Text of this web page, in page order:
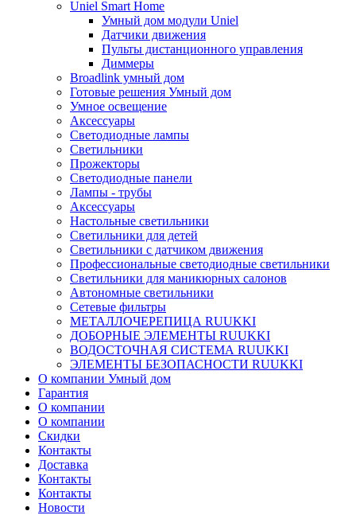
Uniel Smart Home
Умный дом модули Uniel
Датчики движения
Пульты дистанционного управления
Диммеры
Broadlink умный дом
Готовые решения Умный дом
Умное освещение
Аксессуары
Светодиодные лампы
Светильники
Прожекторы
Светодиодные панели
Лампы - трубы
Аксессуары
Настольные светильники
Светильники для детей
Светильники с датчиком движения
Профессиональные светодиодные светильники
Светильники для маникюрных салонов
Автономные светильники
Сетевые фильтры
МЕТАЛЛОЧЕРЕПИЦА RUUKKI
ДОБОРНЫЕ ЭЛЕМЕНТЫ RUUKKI
ВОДОСТОЧНАЯ СИСТЕМА RUUKKI
ЭЛЕМЕНТЫ БЕЗОПАСНОСТИ RUUKKI
О компании Умный дом
Гарантия
О компании
О компании
Скидки
Контакты
Доставка
Контакты
Контакты
Новости